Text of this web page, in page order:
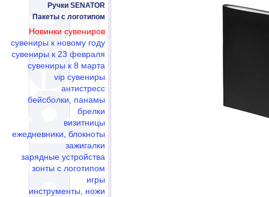
Ручки SENATOR
Пакеты с логотипом
Новинки сувениров
сувениры к новому году
сувениры к 23 февраля
сувениры к 8 марта
vip сувениры
антистресс
бейсболки, панамы
брелки
визитницы
ежедневники, блокноты
зажигалки
зарядные устройства
зонты с логотипом
игры
инструменты, ножи